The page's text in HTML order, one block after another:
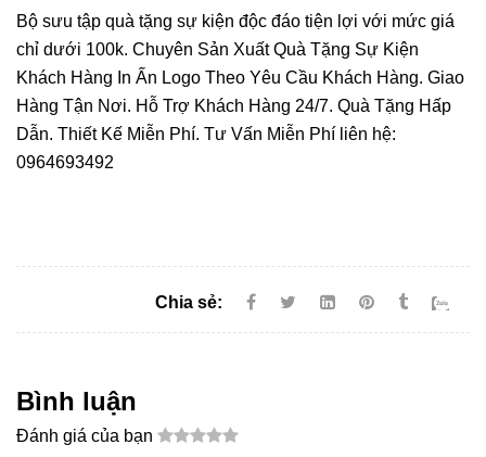
Bộ sưu tập quà tặng sự kiện độc đáo tiện lợi với mức giá
chỉ dưới 100k. Chuyên Sản Xuất Quà Tặng Sự Kiện
Khách Hàng In Ấn Logo Theo Yêu Cầu Khách Hàng. Giao
Hàng Tận Nơi. Hỗ Trợ Khách Hàng 24/7. Quà Tặng Hấp
Dẫn. Thiết Kế Miễn Phí. Tư Vấn Miễn Phí liên hệ:
0964693492
Chia sẻ:
Bình luận
Đánh giá của bạn